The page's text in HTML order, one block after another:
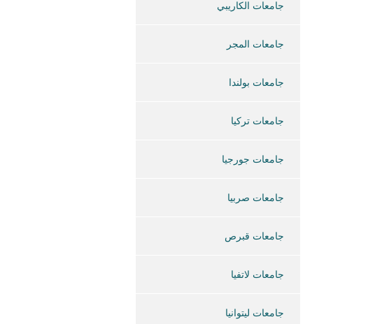
جامعات الكاريبي
جامعات المجر
جامعات بولندا
جامعات تركيا
جامعات جورجيا
جامعات صربيا
جامعات قبرص
جامعات لاتفيا
جامعات ليتوانيا